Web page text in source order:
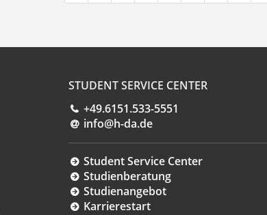
STUDENT SERVICE CENTER
+49.6151.533-5551
info@h-da.de
Student Service Center
Studienberatung
Studienangebot
Karrierestart